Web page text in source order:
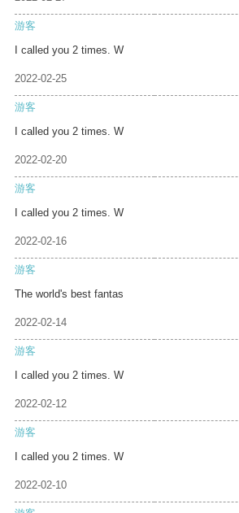
游客
I called you 2 times. W
2022-02-25
游客
I called you 2 times. W
2022-02-20
游客
I called you 2 times. W
2022-02-16
游客
The world's best fantas
2022-02-14
游客
I called you 2 times. W
2022-02-12
游客
I called you 2 times. W
2022-02-10